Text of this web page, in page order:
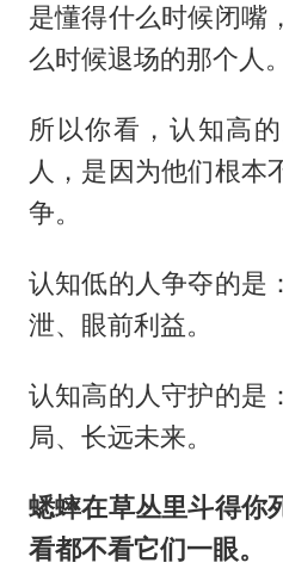
是懂得什么时候闭嘴
么时候退场的那个人。
所以你看，认知高
人，是因为他们根本
争。
认知低的人争夺的是
泄、眼前利益。
认知高的人守护的是
局、长远未来。
蟋蟀在草丛里斗得你
看都不看它们一眼。